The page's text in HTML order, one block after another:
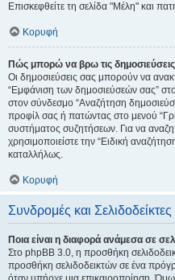
Επισκεφθείτε τη σελίδα "Μέλη" και
Κορυφή
Πώς μπορώ να βρω τις δημοσιεύσεις
Οι δημοσιεύσεις σας μπορούν να
“Εμφάνιση των δημοσιεύσεών σας”
στον σύνδεσμο “Αναζήτηση
προφίλ σας ή πατώντας στο μενού
συστήματος συζητήσεων. Για να
χρησιμοποιείστε την “Ειδική
καταλλήλως.
Κορυφή
Συνδρομές και Σελιδοδείκτες
Ποια είναι η διαφορά ανάμεσα σε
Στο phpBB 3.0, η προσθήκη
προσθήκη σελιδοδεικτών σε ένα